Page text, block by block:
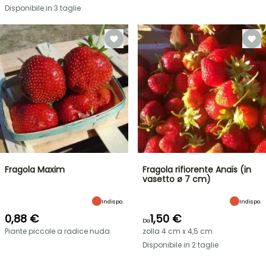
Disponibile in 3 taglie
Fragola Maxim
Indispo.
0,88 €
Piante piccole a radice nuda
Fragola rifiorente Anaïs (in
vasetto ø 7 cm)
Indispo.
Da1,50 €
zolla 4 cm x 4,5 cm
Disponibile in 2 taglie